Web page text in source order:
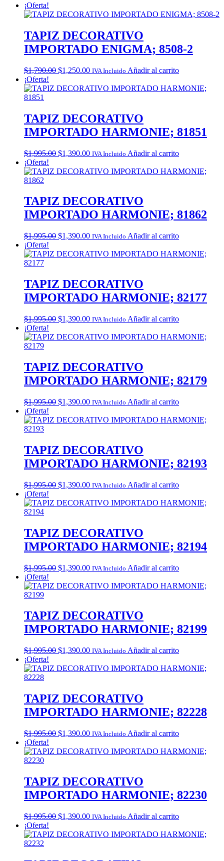
¡Oferta!
TAPIZ DECORATIVO
IMPORTADO ENIGMA; 8508-2
$1,790.00 Original
was:
$1,250.00Current
is:
IVA Incluido Añadir al carrito
¡Oferta!
TAPIZ DECORATIVO
IMPORTADO HARMONIE; 81851
$1,995.00 Original
was:
$1,390.00Current
is:
IVA Incluido Añadir al carrito
¡Oferta!
TAPIZ DECORATIVO
IMPORTADO HARMONIE; 81862
$1,995.00 Original
was:
$1,390.00Current
is:
IVA Incluido Añadir al carrito
¡Oferta!
TAPIZ DECORATIVO
IMPORTADO HARMONIE; 82177
$1,995.00 Original
was:
$1,390.00Current
is:
IVA Incluido Añadir al carrito
¡Oferta!
TAPIZ DECORATIVO
IMPORTADO HARMONIE; 82179
$1,995.00 Original
was:
$1,390.00Current
is:
IVA Incluido Añadir al carrito
¡Oferta!
TAPIZ DECORATIVO
IMPORTADO HARMONIE; 82193
$1,995.00 Original
was:
$1,390.00Current
is:
IVA Incluido Añadir al carrito
¡Oferta!
TAPIZ DECORATIVO
IMPORTADO HARMONIE; 82194
$1,995.00 Original
was:
$1,390.00Current
is:
IVA Incluido Añadir al carrito
¡Oferta!
TAPIZ DECORATIVO
IMPORTADO HARMONIE; 82199
$1,995.00 Original
was:
$1,390.00Current
is:
IVA Incluido Añadir al carrito
¡Oferta!
TAPIZ DECORATIVO
IMPORTADO HARMONIE; 82228
$1,995.00 Original
was:
$1,390.00Current
is:
IVA Incluido Añadir al carrito
¡Oferta!
TAPIZ DECORATIVO
IMPORTADO HARMONIE; 82230
$1,995.00 Original
was:
$1,390.00Current
is:
IVA Incluido Añadir al carrito
¡Oferta!